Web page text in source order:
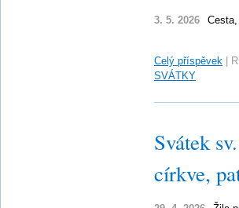
3. 5. 2026
Celý příspěvek
SVÁTKY
Svátek
církve,